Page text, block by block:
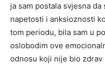
ja sam postala svjesna
napetosti i anksioznosti
tom periodu, bila sam u
oslobodim ove
odnosu koji nije bio zdrav